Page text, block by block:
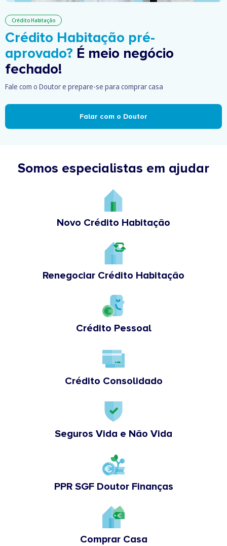
Crédito Habitação
Crédito Habitação pré-
aprovado? É meio negócio
fechado!
Fale com o Doutor e prepare-se para comprar casa
Falar com o Doutor
Somos especialistas em ajudar
Novo Crédito Habitação
Renegociar Crédito Habitação
Crédito Pessoal
Crédito Consolidado
Seguros Vida e Não Vida
PPR SGF Doutor Finanças
Comprar Casa